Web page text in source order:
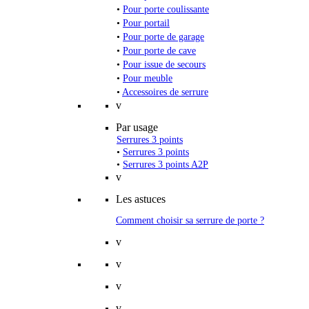
• Pour porte coulissante
• Pour portail
• Pour porte de garage
• Pour porte de cave
• Pour issue de secours
• Pour meuble
• Accessoires de serrure
v
Par usage
Serrures 3 points
• Serrures 3 points
• Serrures 3 points A2P
v
Les astuces
Comment choisir sa serrure de porte ?
v
v
v